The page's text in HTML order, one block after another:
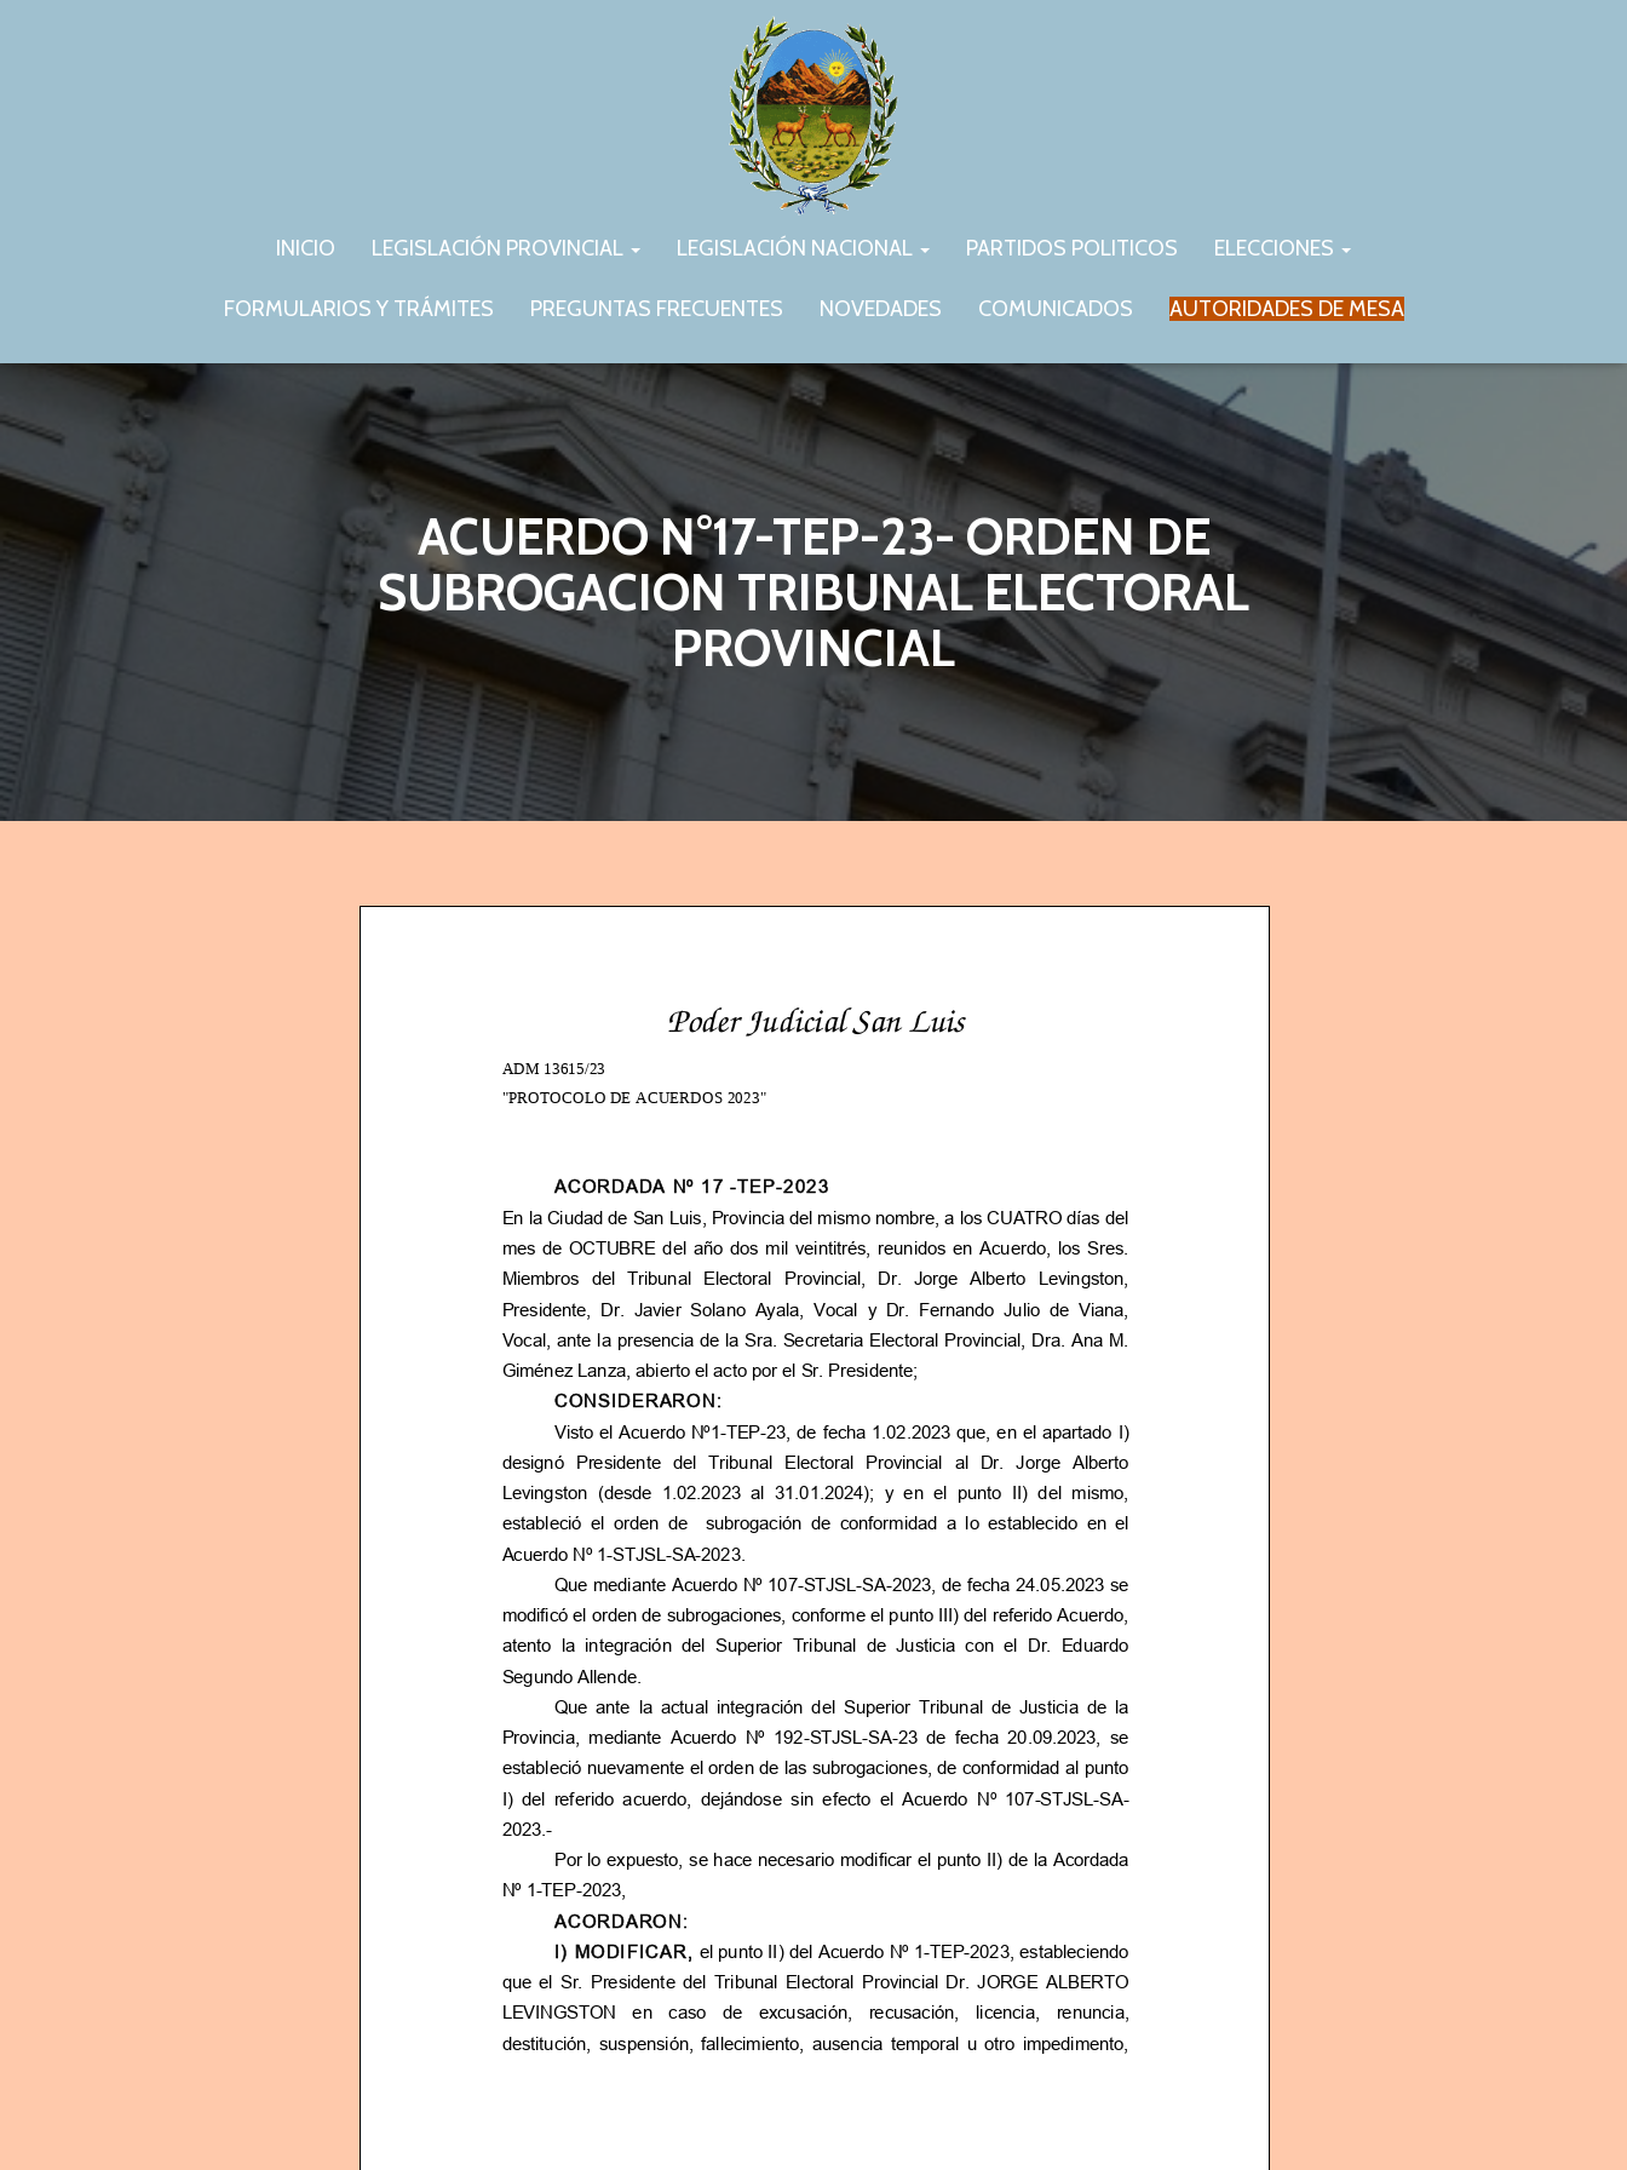
INICIO LEGISLACIÓN PROVINCIAL LEGISLACIÓN NACIONAL PARTIDOS POLITICOS ELECCIONES
FORMULARIOS Y TRÁMITES PREGUNTAS FRECUENTES NOVEDADES COMUNICADOS AUTORIDADES DE MESA
ACUERDO N°17-TEP-23- ORDEN DE
SUBROGACION TRIBUNAL ELECTORAL
PROVINCIAL
Poder Judicial San Luis
ADM 13615/23
"PROTOCOLO DE ACUERDOS 2023"
ACORDADA Nº 17 -TEP-2023
En la Ciudad de San Luis, Provincia del mismo nombre, a los CUATRO días del
mes de OCTUBRE del año dos mil veintitrés, reunidos en Acuerdo, los Sres.
Miembros del Tribunal Electoral Provincial, Dr. Jorge Alberto Levingston,
Presidente, Dr. Javier Solano Ayala, Vocal y Dr. Fernando Julio de Viana,
Vocal, ante la presencia de la Sra. Secretaria Electoral Provincial, Dra. Ana M.
Giménez Lanza, abierto el acto por el Sr. Presidente;
CONSIDERARON:
Visto el Acuerdo Nº1-TEP-23, de fecha 1.02.2023 que, en el apartado I)
designó Presidente del Tribunal Electoral Provincial al Dr. Jorge Alberto
Levingston (desde 1.02.2023 al 31.01.2024); y en el punto II) del mismo,
estableció el orden de subrogación de conformidad a lo establecido en el
Acuerdo Nº 1-STJSL-SA-2023.
Que mediante Acuerdo Nº 107-STJSL-SA-2023, de fecha 24.05.2023 se
modificó el orden de subrogaciones, conforme el punto III) del referido Acuerdo,
atento la integración del Superior Tribunal de Justicia con el Dr. Eduardo
Segundo Allende.
Que ante la actual integración del Superior Tribunal de Justicia de la
Provincia, mediante Acuerdo Nº 192-STJSL-SA-23 de fecha 20.09.2023, se
estableció nuevamente el orden de las subrogaciones, de conformidad al punto
I) del referido acuerdo, dejándose sin efecto el Acuerdo Nº 107-STJSL-SA-
2023.-
Por lo expuesto, se hace necesario modificar el punto II) de la Acordada
Nº 1-TEP-2023,
ACORDARON:
I) MODIFICAR,
el punto II) del Acuerdo Nº 1-TEP-2023, estableciendo
que el Sr. Presidente del Tribunal Electoral Provincial Dr. JORGE ALBERTO
LEVINGSTON en caso de excusación, recusación, licencia, renuncia,
destitución, suspensión, fallecimiento, ausencia temporal u otro impedimento,